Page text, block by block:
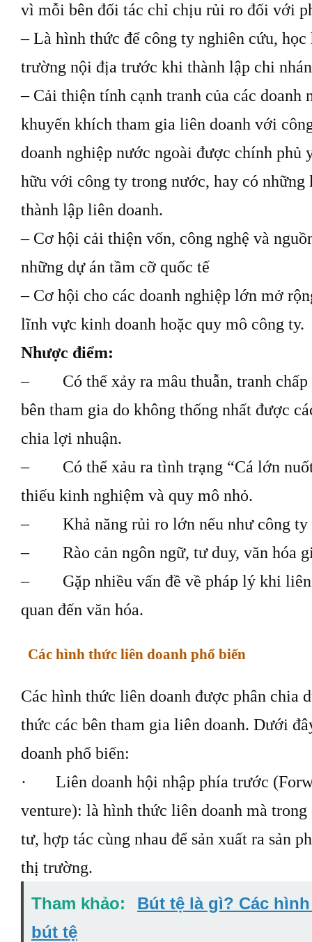
vì mỗi bên đối tác chỉ chịu rủi ro đối với
– Là hình thức để công ty nghiên cứu,
trường nội địa trước khi thành lập chi
– Cải thiện tính cạnh tranh của các
khuyến khích tham gia liên doanh với
doanh nghiệp nước ngoài được chính phủ
hữu với công ty trong nước, hay có những
thành lập liên doanh.
– Cơ hội cải thiện vốn, công nghệ và
những dự án tầm cỡ quốc tế
– Cơ hội cho các doanh nghiệp lớn mở
lĩnh vực kinh doanh hoặc quy mô công ty.
Nhược điểm:
– Có thể xảy ra mâu thuẫn, tranh chấp
bên tham gia do không thống nhất được
chia lợi nhuận.
– Có thể xảu ra tình trạng “Cá lớn nuốt
thiếu kinh nghiệm và quy mô nhỏ.
– Khả năng rủi ro lớn nếu như công ty
– Rào cản ngôn ngữ, tư duy, văn hóa
– Gặp nhiều vấn đề về pháp lý khi liên
quan đến văn hóa.
Các hình thức liên doanh phổ biến
Các hình thức liên doanh được phân chia
thức các bên tham gia liên doanh. Dưới
doanh phổ biến:
· Liên doanh hội nhập phía trước
venture): là hình thức liên doanh mà trong
tư, hợp tác cùng nhau để sản xuất ra sản
thị trường.
Tham khảo:
Bút tệ là gì? Các
bút tệ